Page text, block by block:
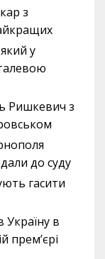
з
у
Ришкевич з
до суду
гасити
Україну в
прем’єрі